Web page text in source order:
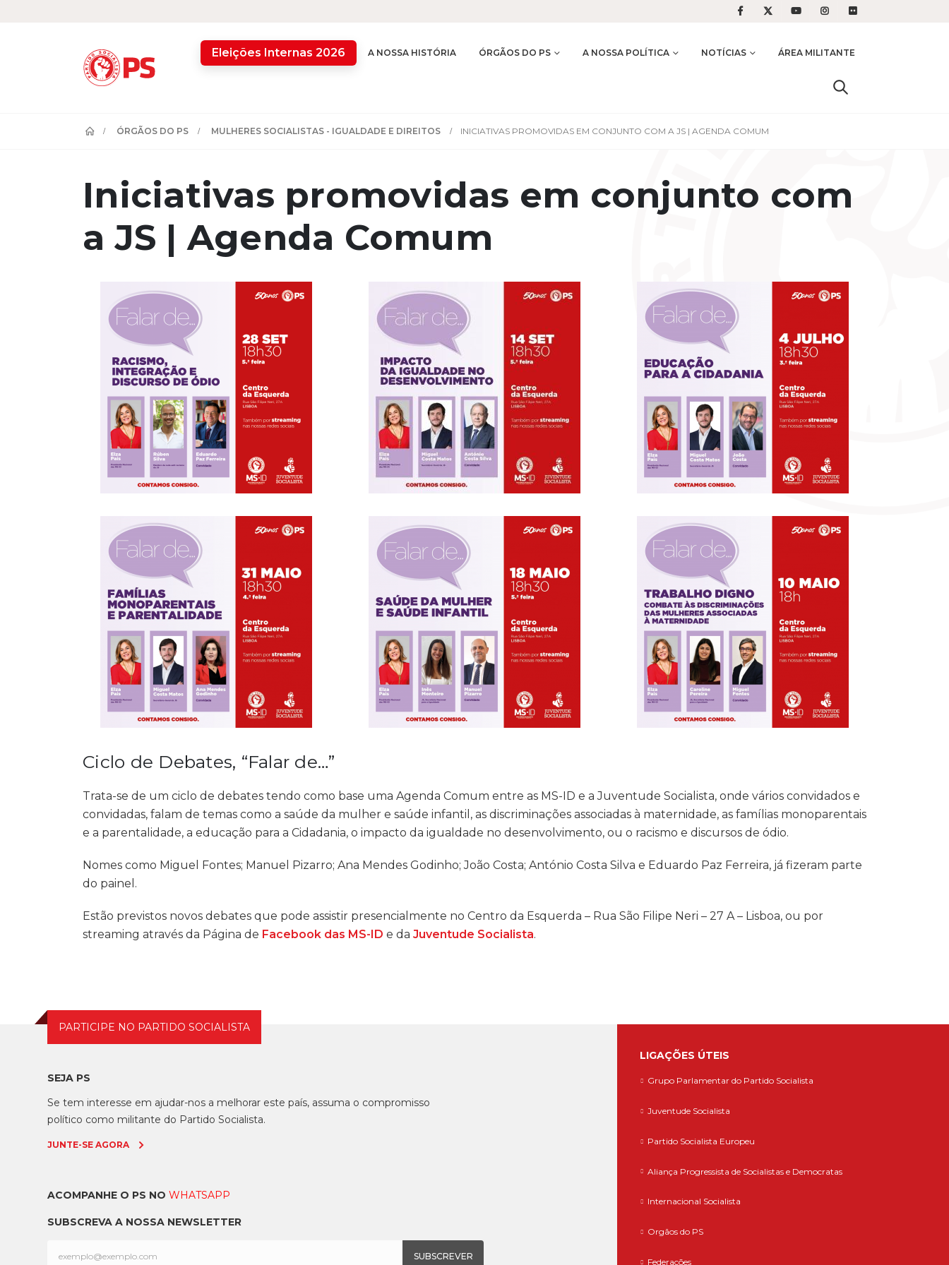
Eleições Internas 2026 A NOSSA HISTÓRIA ÓRGÃOS DO PS A NOSSA POLÍTICA NOTÍCIAS ÁREA MILITANTE
ÓRGÃOS DO PS MULHERES SOCIALISTAS - IGUALDADE E DIREITOS INICIATIVAS PROMOVIDAS EM CONJUNTO COM A JS | AGENDA COMUM
Iniciativas promovidas em conjunto com
a JS | Agenda Comum
Ciclo de Debates, “Falar de…”
Trata-se de um ciclo de debates tendo como base uma Agenda Comum entre as MS-ID e a Juventude Socialista, onde vários convidados e
convidadas, falam de temas como a saúde da mulher e saúde infantil, as discriminações associadas à maternidade, as famílias monoparentais
e a parentalidade, a educação para a Cidadania, o impacto da igualdade no desenvolvimento, ou o racismo e discursos de ódio.
Nomes como Miguel Fontes; Manuel Pizarro; Ana Mendes Godinho; João Costa; António Costa Silva e Eduardo Paz Ferreira, já fizeram parte
do painel.
Estão previstos novos debates que pode assistir presencialmente no Centro da Esquerda – Rua São Filipe Neri – 27 A – Lisboa, ou por
streaming através da Página de Facebook das MS-ID e da Juventude Socialista.
PARTICIPE NO PARTIDO SOCIALISTA
SEJA PS
Se tem interesse em ajudar-nos a melhorar este país, assuma o compromisso
político como militante do Partido Socialista.
JUNTE-SE AGORA
ACOMPANHE O PS NOWHATSAPP
SUBSCREVA A NOSSA NEWSLETTER
LIGAÇÕES ÚTEIS
Grupo Parlamentar do Partido Socialista
Juventude Socialista
Partido Socialista Europeu
Aliança Progressista de Socialistas e Democratas
Internacional Socialista
Orgãos do PS
Federações